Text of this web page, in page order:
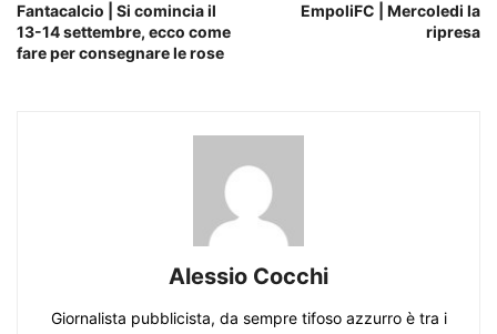
Fantacalcio | Si comincia il
13-14 settembre, ecco come
fare per consegnare le rose
EmpoliFC | Mercoledi la
ripresa
Alessio Cocchi
Giornalista pubblicista, da sempre tifoso azzurro è tra i